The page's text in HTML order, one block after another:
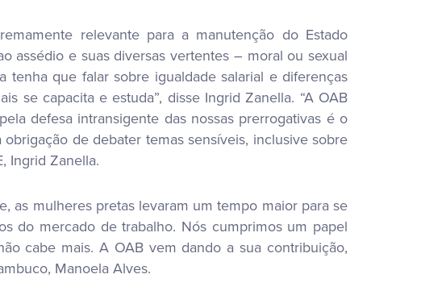
relevante para a manutenção do Estado
assédio e suas diversas vertentes – moral ou sexual
que falar sobre igualdade salarial e diferenças
se capacita e estuda”, disse Ingrid Zanella. “A OAB
defesa intransigente das nossas prerrogativas é o
de debater temas sensíveis, inclusive sobre
Ingrid Zanella.
as mulheres pretas levaram um tempo maior para se
do mercado de trabalho. Nós cumprimos um papel
cabe mais. A OAB vem dando a sua contribuição,
Manoela Alves.